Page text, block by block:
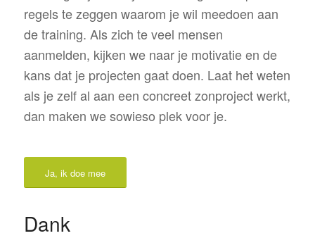
regels te zeggen waarom je wil meedoen aan
de training. Als zich te veel mensen
aanmelden, kijken we naar je motivatie en de
kans dat je projecten gaat doen. Laat het weten
als je zelf al aan een concreet zonproject werkt,
dan maken we sowieso plek voor je.
Ja, ik doe mee
Dank